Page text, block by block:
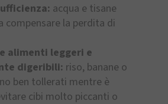
acqua e tisane
compensare la perdita di
alimenti leggeri e
digeribili: riso, banane o
ben tollerati mentre è
cibi molto piccanti o